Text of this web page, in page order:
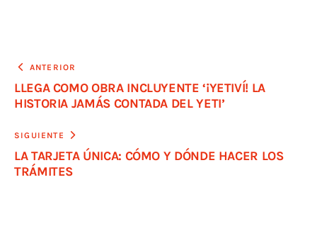
ANTERIOR
LLEGA COMO OBRA INCLUYENTE ‘¡YETIVÍ! LA
HISTORIA JAMÁS CONTADA DEL YETI’
SIGUIENTE
LA TARJETA ÚNICA: CÓMO Y DÓNDE HACER LOS
TRÁMITES